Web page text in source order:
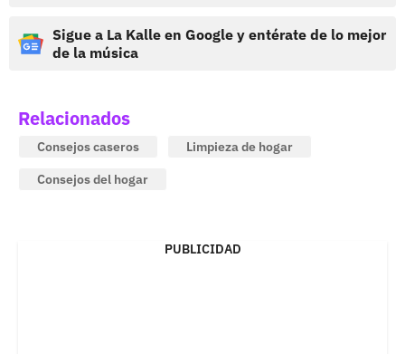
Sigue a La Kalle en Google y entérate de lo mejor
de la música
Relacionados
Consejos caseros
Limpieza de hogar
Consejos del hogar
PUBLICIDAD